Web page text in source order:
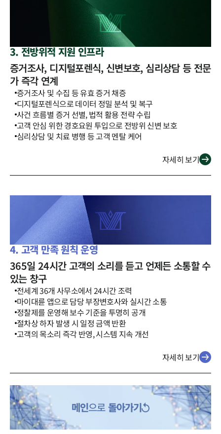
3. 전방위적 지원 인프라
증거조사, 디지털포렌식, 신변보호, 심리상담 등 전문
가 즉각 연계
증거조사 및 수집 등 유효 증거 채증
디지털포렌식으로 데이터 정밀 분석 및 복구
사건 흐름별 증거 선별, 법적 활용 전략 수립
고객 안심 위한 경호요원 투입으로 전방위 신변 보호
심리상담 및 치료 병행 등 고객 멘탈 케어
자세히 보기
4. 고객 만족 원칙 운영
365일 24시간 고객의 소리를 듣고 언제든 소통할 수
있는 창구
전세계 36개 사무소에서 24시간 조력
마이대륜 앱으로 담당 부장변호사와 실시간 소통
정찰제를 운영해 보수 기준을 투명히 공개
절차상 하자 발생 시 일정 금액 반환
고객의 목소리 즉각 반영, 시스템 지속 개선
자세히 보기
메인으로돌아가기